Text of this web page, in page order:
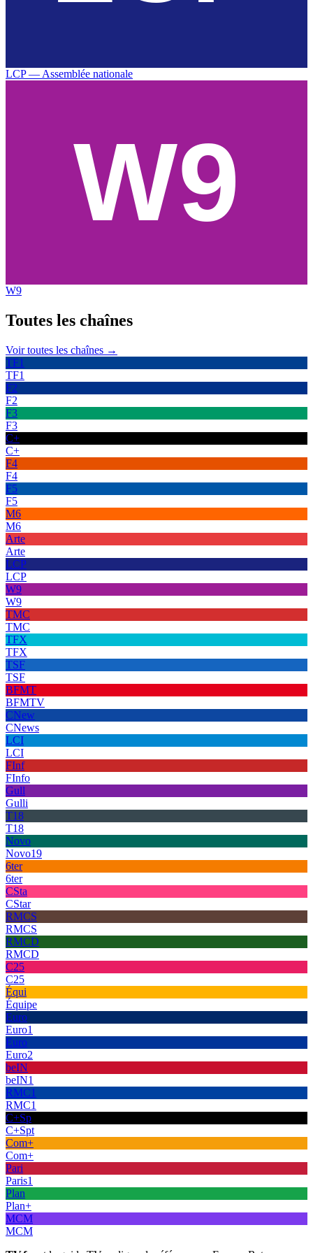
LCP — Assemblée nationale
W9
Toutes les chaînes
Voir toutes les chaînes →
TF1
TF1
F2
F2
F3
F3
C+
C+
F4
F4
F5
F5
M6
M6
Arte
Arte
LCP
LCP
W9
W9
TMC
TMC
TFX
TFX
TSF
TSF
BFMT
BFMTV
CNew
CNews
LCI
LCI
FInf
FInfo
Gull
Gulli
T18
T18
Novo
Novo19
6ter
6ter
CSta
CStar
RMCS
RMCS
RMCD
RMCD
C25
C25
Équi
Équipe
Euro
Euro1
Euro
Euro2
beIN
beIN1
RMC1
RMC1
C+Sp
C+Spt
Com+
Com+
Pari
Paris1
Plan
Plan+
MCM
MCM